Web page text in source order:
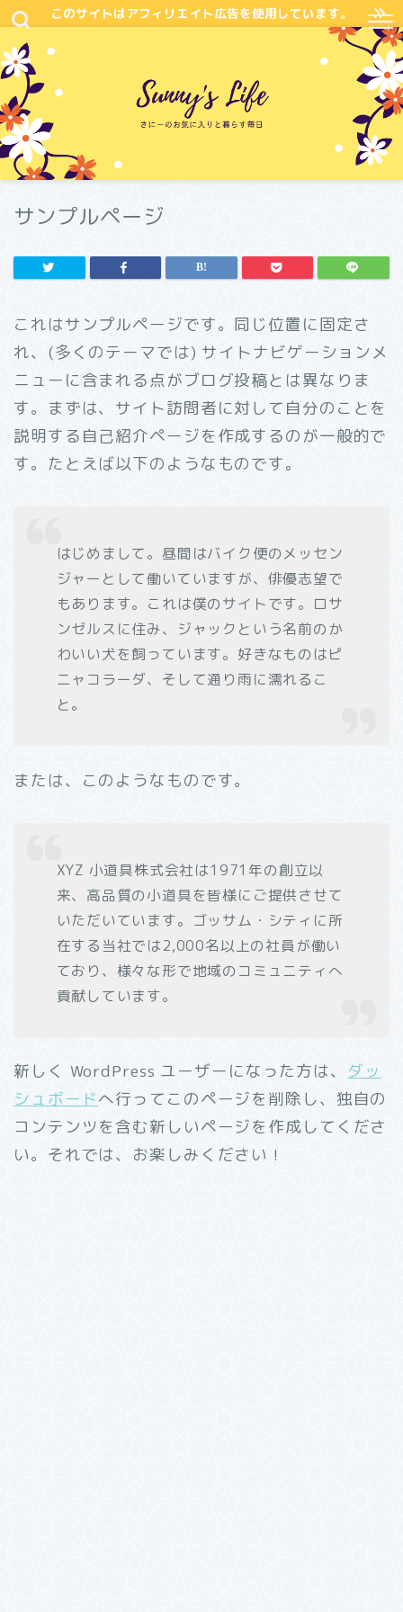
このサイトはアフィリエイト広告を使用しています。
サンプルページ
これはサンプルページです。同じ位置に固定さ
れ、(多くのテーマでは) サイトナビゲーションメ
ニューに含まれる点がブログ投稿とは異なりま
す。まずは、サイト訪問者に対して自分のことを
説明する自己紹介ページを作成するのが一般的で
す。たとえば以下のようなものです。
はじめまして。昼間はバイク便のメッセン
ジャーとして働いていますが、俳優志望で
もあります。これは僕のサイトです。ロサ
ンゼルスに住み、ジャックという名前のか
わいい犬を飼っています。好きなものはピ
ニャコラーダ、そして通り雨に濡れるこ
と。
または、このようなものです。
XYZ 小道具株式会社は1971年の創立以
来、高品質の小道具を皆様にご提供させて
いただいています。ゴッサム・シティに所
在する当社では2,000名以上の社員が働い
ており、様々な形で地域のコミュニティへ
貢献しています。
新しく WordPress ユーザーになった方は、 ダッ
シュボードへ行ってこのページを削除し、独自の
コンテンツを含む新しいページを作成してくださ
い。それでは、お楽しみください !